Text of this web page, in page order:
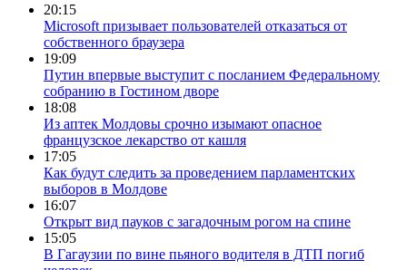
20:15
Microsoft призывает пользователей отказаться от
собственного браузера
19:09
Путин впервые выступит с посланием Федеральному
собранию в Гостином дворе
18:08
Из аптек Молдовы срочно изымают опасное
французское лекарство от кашля
17:05
Как будут следить за проведением парламентских
выборов в Молдове
16:07
Открыт вид пауков с загадочным рогом на спине
15:05
В Гагаузии по вине пьяного водителя в ДТП погиб